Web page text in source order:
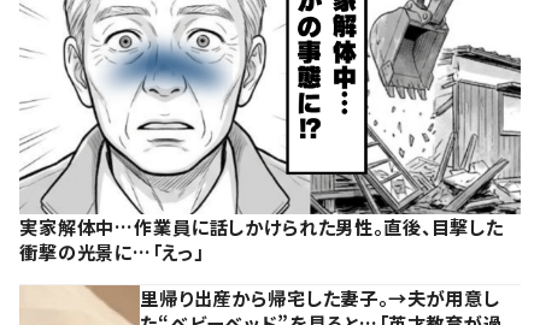
実家解体中…作業員に話しかけられた男性。直後、目撃した
衝撃の光景に…「えっ」
里帰り出産から帰宅した妻子。→夫が用意し